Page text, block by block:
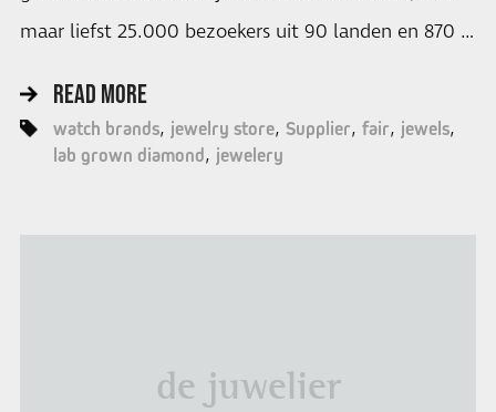
maar liefst 25.000 bezoekers uit 90 landen en 870 …
READ MORE
watch brands jewelry store Supplier fair jewels
lab grown diamond jewelery
de juwelier